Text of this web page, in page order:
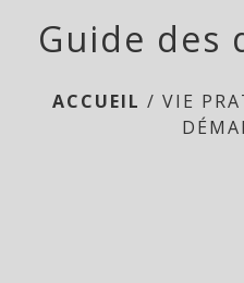
Guide des
ACCUEIL / VIE